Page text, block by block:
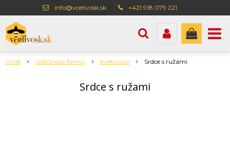
info@vcelivosk.sk +421 918 079 221
Úvod Silikónové formy Kvetinové Srdce s ružami
Srdce s ružami